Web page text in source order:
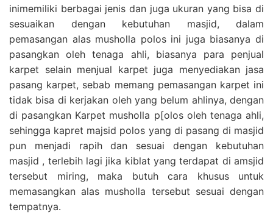
inimemiliki berbagai jenis dan juga ukuran yang bisa di
sesuaikan dengan kebutuhan masjid, dalam
pemasangan alas musholla polos ini juga biasanya di
pasangkan oleh tenaga ahli, biasanya para penjual
karpet selain menjual karpet juga menyediakan jasa
pasang karpet, sebab memang pemasangan karpet ini
tidak bisa di kerjakan oleh yang belum ahlinya, dengan
di pasangkan Karpet musholla p[olos oleh tenaga ahli,
sehingga kapret majsid polos yang di pasang di masjid
pun menjadi rapih dan sesuai dengan kebutuhan
masjid , terlebih lagi jika kiblat yang terdapat di amsjid
tersebut miring, maka butuh cara khusus untuk
memasangkan alas musholla tersebut sesuai dengan
tempatnya.